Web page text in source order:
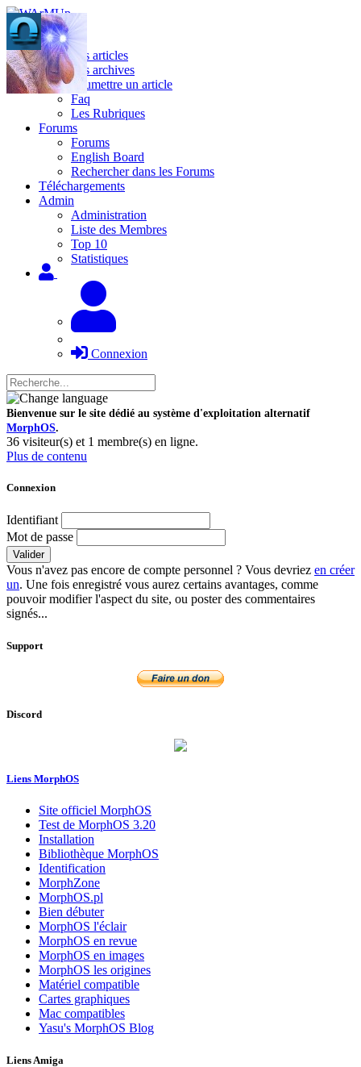
Site
Les articles
Les archives
Soumettre un article
Faq
Les Rubriques
Forums
Forums
English Board
Rechercher dans les Forums
Téléchargements
Admin
Administration
Liste des Membres
Top 10
Statistiques
Connexion
Bienvenue sur le site dédié au système d'exploitation alternatif
MorphOS.
36 visiteur(s) et 1 membre(s) en ligne.
Plus de contenu
Connexion
Identifiant
Mot de passe
Valider
Vous n'avez pas encore de compte personnel ? Vous devriez en créer
un. Une fois enregistré vous aurez certains avantages, comme
pouvoir modifier l'aspect du site, ou poster des commentaires
signés...
Support
Discord
Liens MorphOS
Site officiel MorphOS
Test de MorphOS 3.20
Installation
Bibliothèque MorphOS
Identification
MorphZone
MorphOS.pl
Bien débuter
MorphOS l'éclair
MorphOS en revue
MorphOS en images
MorphOS les origines
Matériel compatible
Cartes graphiques
Mac compatibles
Yasu's MorphOS Blog
Liens Amiga